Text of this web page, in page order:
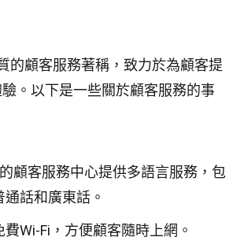
的顧客服務著稱，致力於為顧客提
。以下是一些關於顧客服務的事
顧客服務中心提供多語言服務，包
話和廣東話。
Wi-Fi，方便顧客隨時上網。